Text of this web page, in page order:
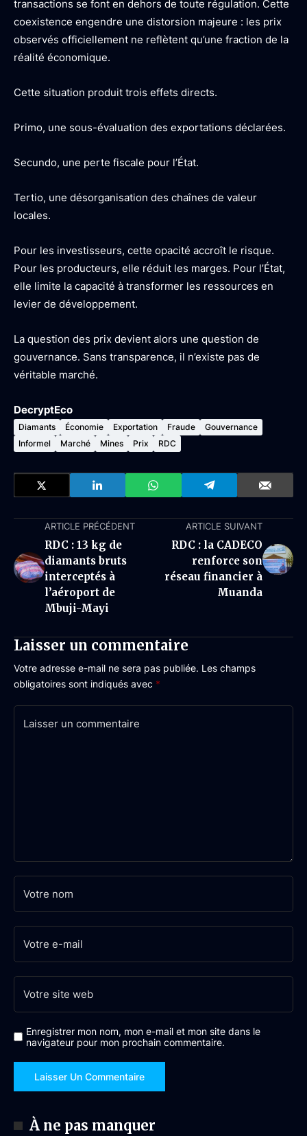
transactions se font en dehors de toute régulation. Cette
coexistence engendre une distorsion majeure : les prix
observés officiellement ne reflètent qu’une fraction de la
réalité économique.
Cette situation produit trois effets directs.
Primo, une sous-évaluation des exportations déclarées.
Secundo, une perte fiscale pour l’État.
Tertio, une désorganisation des chaînes de valeur
locales.
Pour les investisseurs, cette opacité accroît le risque.
Pour les producteurs, elle réduit les marges. Pour l’État,
elle limite la capacité à transformer les ressources en
levier de développement.
La question des prix devient alors une question de
gouvernance. Sans transparence, il n’existe pas de
véritable marché.
DecryptEco
Diamants Économie Exportation Fraude
Gouvernance
Informel
Marché Mines Prix RDC
ARTICLE PRÉCÉDENT
RDC : 13 kg de
diamants bruts
interceptés à
l’aéroport de
Mbuji-Mayi
ARTICLE SUIVANT
RDC : la CADECO
renforce son
réseau financier à
Muanda
Laisser un commentaire
Votre adresse e-mail ne sera pas publiée. Les champs
obligatoires sont indiqués avec *
Enregistrer mon nom, mon e-mail et mon site dans le
navigateur pour mon prochain commentaire.
À ne pas manquer